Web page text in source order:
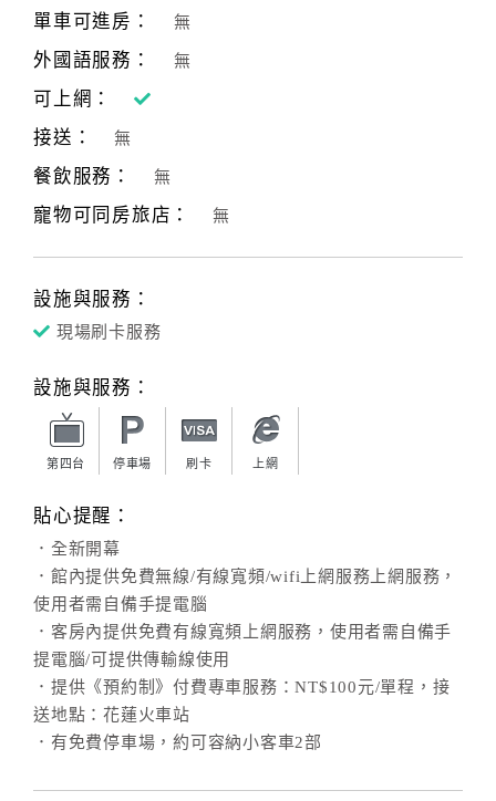
會
員
戶
客
絡
單
服
紅
詢
訂
單車可進房：
無
外國語服務： 無
可上網：
接送：
無
餐飲服務： 無
寵物可同房旅店： 無
設施與服務：
現場刷卡服務
設施與服務：
第四台 停車場 刷卡 上網
貼心提醒：
．全新開幕
．館內提供免費無線/有線寬頻/wifi上網服務上網服務，
使用者需自備手提電腦
．客房內提供免費有線寬頻上網服務，使用者需自備手
提電腦/可提供傳輸線使用
．提供《預約制》付費專車服務：NT$100元/單程，接
送地點：花蓮火車站
．有免費停車場，約可容納小客車2部